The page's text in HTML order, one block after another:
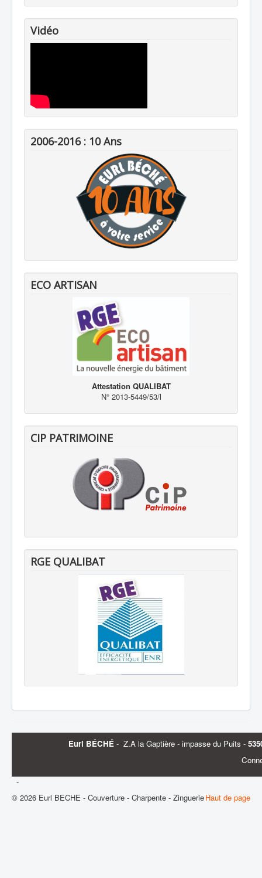
Vidéo
2006-2016 : 10 Ans
ECO ARTISAN
Attestation QUALIBAT
N° 2013-5449/53/l
CIP PATRIMOINE
RGE QUALIBAT
Eurl BÉCHÉ- Z.A la Gaptière - impasse du Puits -
-
Haut de page
© 2026 Eurl BECHE - Couverture - Charpente - Zinguerie